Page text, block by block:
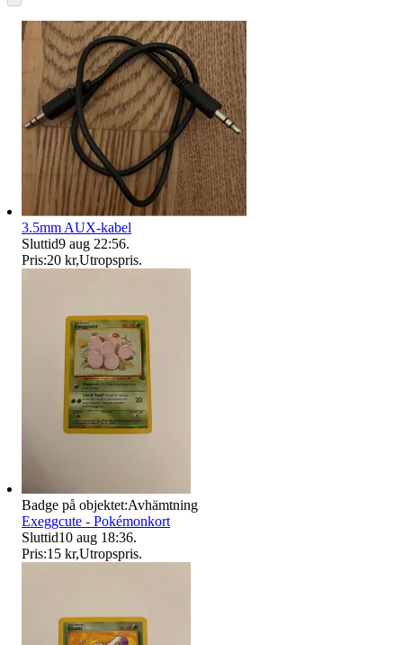
3.5mm AUX-kabel
Sluttid9 aug 22:56.
Pris:20 kr,Utropspris.
Badge på objektet:Avhämtning
Exeggcute - Pokémonkort
Sluttid10 aug 18:36.
Pris:15 kr,Utropspris.